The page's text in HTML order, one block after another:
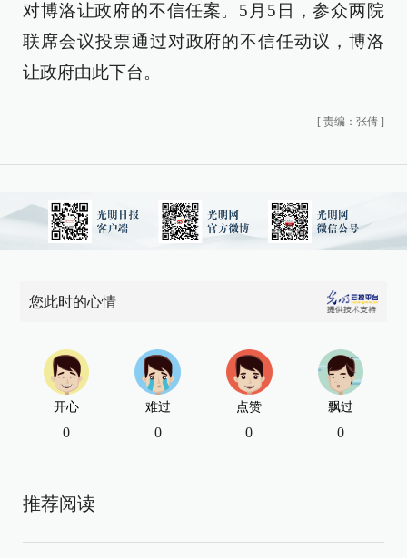
对博洛让政府的不信任案。5月5日，参众两院
联席会议投票通过对政府的不信任动议，博洛
让政府由此下台。
[ 责编：张倩 ]
您此时的心情
开心
0
难过
0
点赞
0
飘过
0
推荐阅读